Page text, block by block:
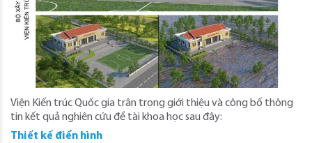
Viện Kiến trúc Quốc gia trân trọng giới thiệu và công bố thông
tin kết quả nghiên cứu đề tài khoa học sau đây:
Thiết kế điển hình